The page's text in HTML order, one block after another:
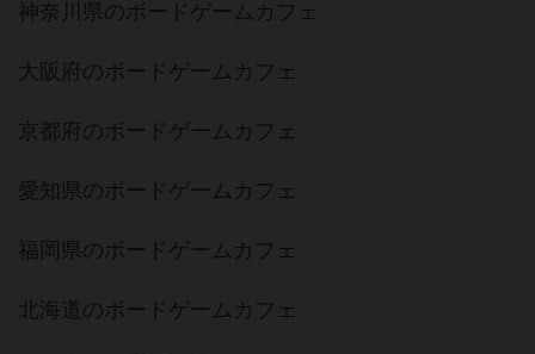
神奈川県のボードゲームカフェ
大阪府のボードゲームカフェ
京都府のボードゲームカフェ
愛知県のボードゲームカフェ
福岡県のボードゲームカフェ
北海道のボードゲームカフェ